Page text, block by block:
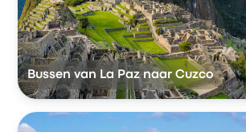
Bussen van La Paz naar Cuzco